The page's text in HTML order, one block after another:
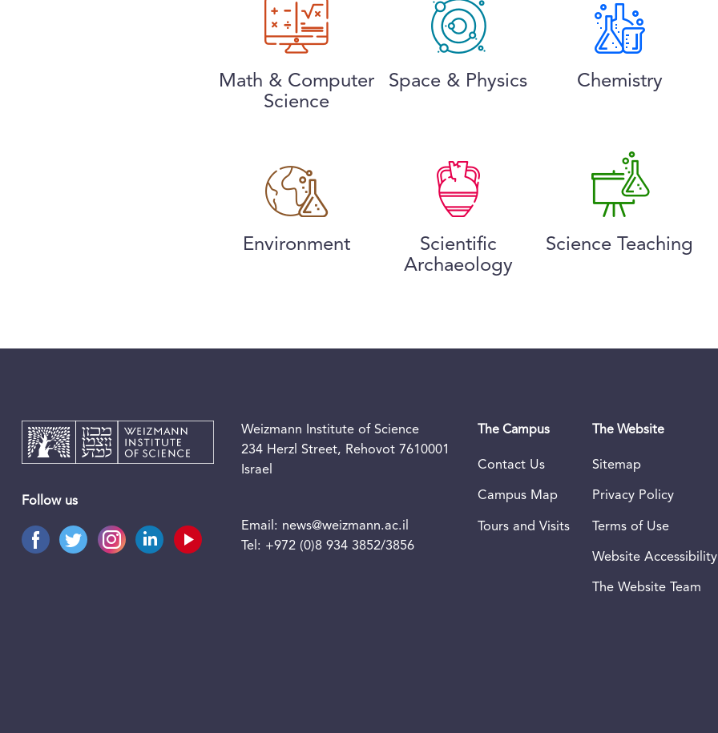
Math & Computer
Science
Space & Physics Chemistry
Environment
Scientific
Archaeology
Science Teaching
Follow us
Weizmann Institute of Science
234 Herzl Street, Rehovot 7610001
Israel
Email: news@weizmann.ac.il
Tel: +972 (0)8 934 3852/3856
The Campus
Contact Us
Campus Map
Tours and Visits
The Website
Sitemap
Privacy Policy
Terms of Use
Website Accessibility
The Website Team